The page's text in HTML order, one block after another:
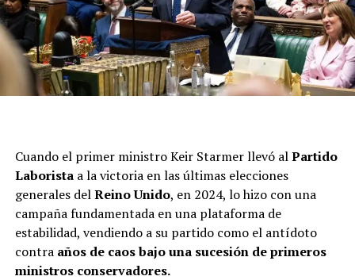
Cuando el primer ministro Keir Starmer llevó alPartido
Laboristaa la victoria en las últimas elecciones
generales delReino Unido, en 2024, lo hizo con una
campaña fundamentada en una plataforma de
estabilidad, vendiendo a su partido como el antídoto
contra años de caos bajo una sucesión de primeros
ministros conservadores.